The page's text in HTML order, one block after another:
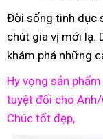
Đời sống tình dục
chút gia vị mới lạ.
khám phá những
Hy vọng sản
tuyệt đối cho Anh/
Chúc tốt đẹp,